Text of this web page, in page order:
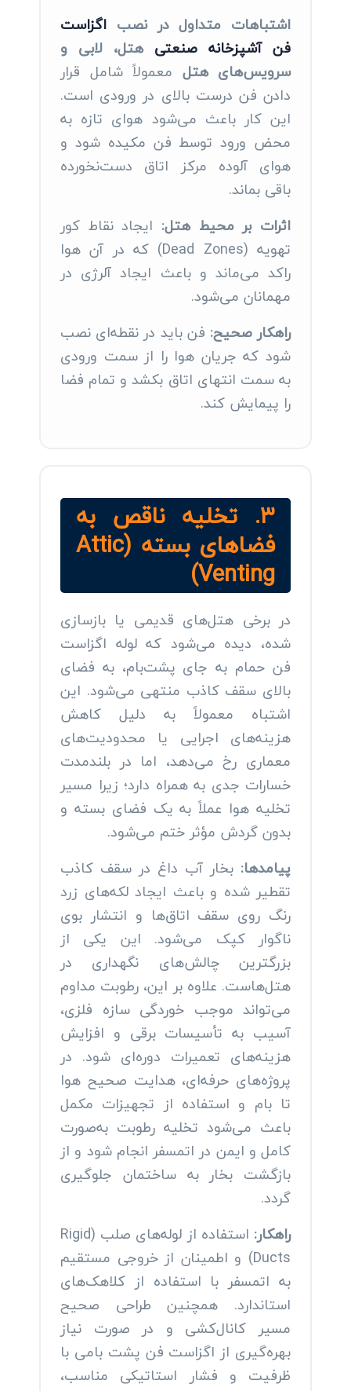
اشتباهات متداول در نصب اگزاست
فن آشپزخانه صنعتی هتل، لابی و
سرویس‌های هتل معمولاً شامل قرار
دادن فن درست بالای در ورودی است.
این کار باعث می‌شود هوای تازه به
محض ورود توسط فن مکیده شود و
هوای آلوده مرکز اتاق دست‌نخورده
باقی بماند.
اثرات بر محیط هتل: ایجاد نقاط کور
تهویه (Dead Zones) که در آن هوا
راکد می‌ماند و باعث ایجاد آلرژی در
مهمانان می‌شود.
راهکار صحیح: فن باید در نقطه‌ای نصب
شود که جریان هوا را از سمت ورودی
به سمت انتهای اتاق بکشد و تمام فضا
را پیمایش کند.
۳. تخلیه ناقص به
فضاهای بسته (Attic
Venting)
در برخی هتل‌های قدیمی یا بازسازی
شده، دیده می‌شود که لوله اگزاست
فن حمام به جای پشت‌بام، به فضای
بالای سقف کاذب منتهی می‌شود. این
اشتباه معمولاً به دلیل کاهش
هزینه‌های اجرایی یا محدودیت‌های
معماری رخ می‌دهد، اما در بلندمدت
خسارات جدی به همراه دارد؛ زیرا مسیر
تخلیه هوا عملاً به یک فضای بسته و
بدون گردش مؤثر ختم می‌شود.
پیامدها: بخار آب داغ در سقف کاذب
تقطیر شده و باعث ایجاد لکه‌های زرد
رنگ روی سقف اتاق‌ها و انتشار بوی
ناگوار کپک می‌شود. این یکی از
بزرگترین چالش‌های نگهداری در
هتل‌هاست. علاوه بر این، رطوبت مداوم
می‌تواند موجب خوردگی سازه فلزی،
آسیب به تأسیسات برقی و افزایش
هزینه‌های تعمیرات دوره‌ای شود. در
پروژه‌های حرفه‌ای، هدایت صحیح هوا
تا بام و استفاده از تجهیزات مکمل
باعث می‌شود تخلیه رطوبت به‌صورت
کامل و ایمن در اتمسفر انجام شود و از
بازگشت بخار به ساختمان جلوگیری
گردد.
راهکار:
استفاده از لوله‌های صلب (Rigid
Ducts) و اطمینان از خروجی مستقیم
به اتمسفر با استفاده از کلاهک‌های
استاندارد. همچنین طراحی صحیح
مسیر کانال‌کشی و در صورت نیاز
بهره‌گیری از اگزاست فن پشت بامی با
ظرفیت و فشار استاتیکی مناسب،